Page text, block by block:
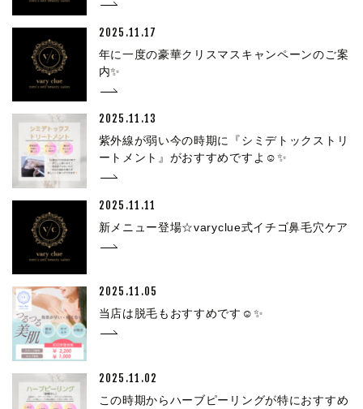
2025.11.17
年に一度の豪華クリスマスキャンペーンのご案
内✨
2025.11.13
紫外線が弱い今の時期に『シミデトックストリ
ートメント』がおすすめですよ☺✨
2025.11.11
新メニュー登場☆varyclue式イチゴ鼻毛穴ケア
2025.11.05
当店は脱毛もおすすめです☺✨
2025.11.02
この時期からハーブピーリングが特におすすめ